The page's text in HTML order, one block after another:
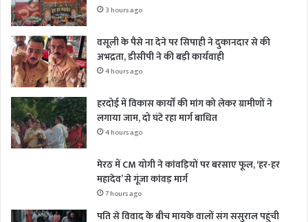
3 hours ago
वसूली के पैसे ना देने पर सिपाही ने दुकानदार से की
अभद्रता, डीसीपी ने की बड़ी कार्यवाही
4 hours ago
हरदोई में विकास कार्यों की मांग को लेकर ग्रामीणों ने
लगाया जाम, दो घंटे रहा मार्ग बाधित
4 hours ago
मेरठ में CM योगी ने कांवड़ियों पर बरसाए फूल, ‘हर-हर
महादेव’ से गूंजा कांवड़ मार्ग
7 hours ago
पति से विवाद के बीच मायके वालों संग ससुराल पहुंची